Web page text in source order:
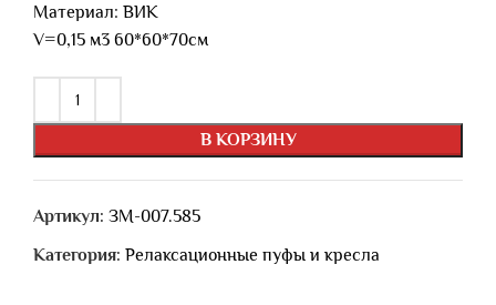
Материал: ВИК
V=0,15 м3 60*60*70см
В КОРЗИНУ
Артикул: ЗМ-007.585
Категория: Релаксационные пуфы и кресла